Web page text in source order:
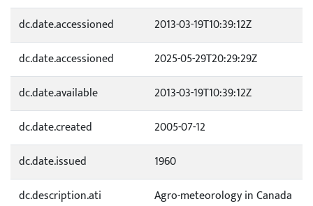
dc.date.accessioned
2013-03-19T10:39:12Z
dc.date.accessioned
2025-05-29T20:29:29Z
dc.date.available
2013-03-19T10:39:12Z
dc.date.created
2005-07-12
dc.date.issued
1960
dc.description.ati
Agro-meteorology in Canada